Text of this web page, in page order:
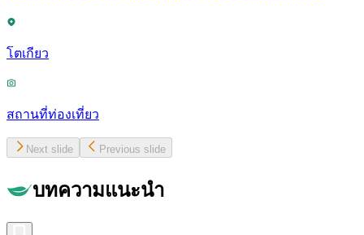
โตเกียว
สถานที่ท่องเที่ยว
Next slide Previous slide
บทความแนะนำ